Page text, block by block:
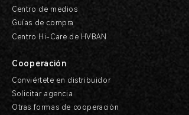
Centro de medios
Guías de compra
Centro Hi-Care de HVBAN
Cooperación
Conviértete en distribuidor
Solicitar agencia
Otras formas de cooperación